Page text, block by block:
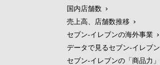
国内店舗数
売上高、店舗数推移
セブン‐イレブンの海外事業
データで見るセブン‐イレブン
セブン‐イレブンの「商品力」